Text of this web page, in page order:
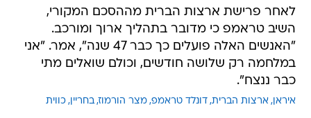
לאחר פרישת ארצות הברית מההסכם המקורי,
השיב טראמפ כי מדובר בתהליך ארוך ומורכב.
"האנשים האלה פועלים כך כבר 47 שנה", אמר. "אני
במלחמה רק שלושה חודשים, וכולם שואלים מתי
כבר ננצח".
איראן ארצות הברית דונלד טראמפ מצר הורמוז בחריין כווית